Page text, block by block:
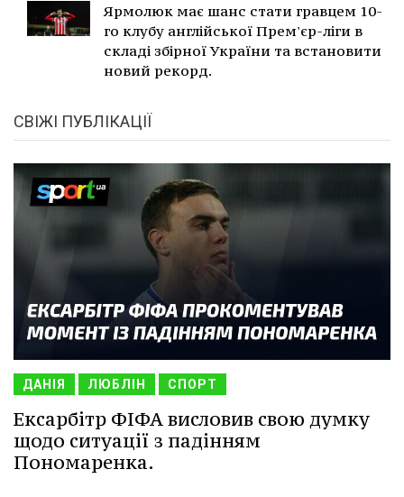
Ярмолюк має шанс стати гравцем 10-
го клубу англійської Прем'єр-ліги в
складі збірної України та встановити
новий рекорд.
СВІЖІ ПУБЛІКАЦІЇ
ДАНІЯ ЛЮБЛІН СПОРТ
Ексарбітр ФІФА висловив свою думку
щодо ситуації з падінням
Пономаренка.